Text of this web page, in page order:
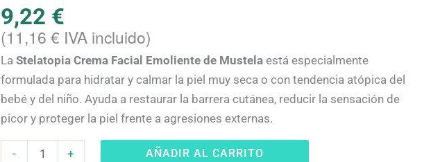
9,22 €
(11,16€ IVA incluido)
LaStelatopia Crema Facial Emoliente de Mustela está especialmente
formulada para hidratar y calmar la piel muy seca o con tendencia atópica del
bebé y del niño. Ayuda a restaurar la barrera cutánea, reducir la sensación de
picor y proteger la piel frente a agresiones externas.
-
del
Bebé
y
familia
cantidad
+ AÑADIR AL CARRITO